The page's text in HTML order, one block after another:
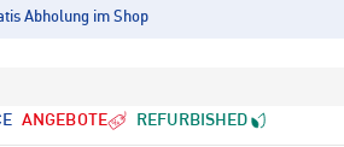
Abholung im Shop
ANGEBOTE REFURBISHED